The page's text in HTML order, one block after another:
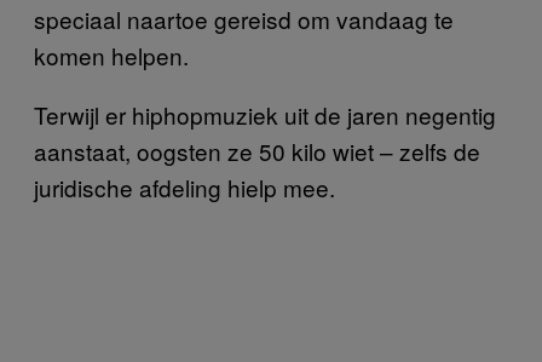
speciaal naartoe gereisd om vandaag te
komen helpen.
Terwijl er hiphopmuziek uit de jaren negentig
aanstaat, oogsten ze 50 kilo wiet – zelfs de
juridische afdeling hielp mee.